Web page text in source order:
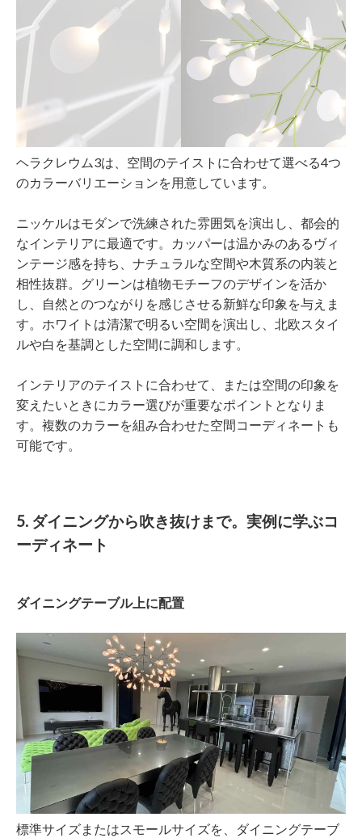
ヘラクレウム3は、空間のテイストに合わせて選べる4つ
のカラーバリエーションを用意しています。
ニッケルはモダンで洗練された雰囲気を演出し、都会的
なインテリアに最適です。カッパーは温かみのあるヴィ
ンテージ感を持ち、ナチュラルな空間や木質系の内装と
相性抜群。グリーンは植物モチーフのデザインを活か
し、自然とのつながりを感じさせる新鮮な印象を与えま
す。ホワイトは清潔で明るい空間を演出し、北欧スタイ
ルや白を基調とした空間に調和します。
インテリアのテイストに合わせて、または空間の印象を
変えたいときにカラー選びが重要なポイントとなりま
す。複数のカラーを組み合わせた空間コーディネートも
可能です。
5. ダイニングから吹き抜けまで。実例に学ぶコ
ーディネート
ダイニングテーブル上に配置
標準サイズまたはスモールサイズを、ダイニングテーブ